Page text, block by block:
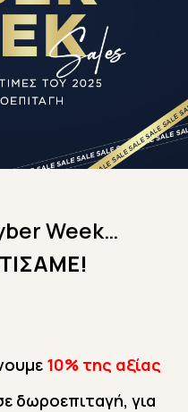
Week…
10% της αξίας
δωροεπιταγή, για